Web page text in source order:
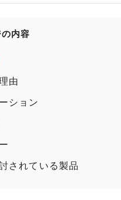
内容
由
ション
されている製品